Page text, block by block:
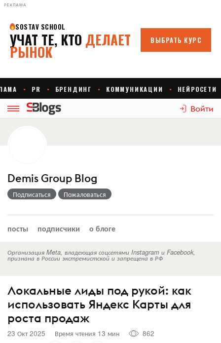
РЕКЛАМА
Войти
Demis Group Blog
Подписаться Пожаловаться
посты подписчики о блоге
Организация Meta, владеющая соцсетями Instagram и Facebook,
признана в России экстремистской и запрещена в РФ
Локальные лиды под рукой: как
использовать Яндекс Карты для
роста продаж
23 Окт 2025 Время чтения 13 мин
862